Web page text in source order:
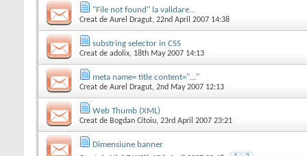
"File not found" la validare...
Creat de Aurel Dragut, 22nd April 2007 14:38
substring selector in CSS
Creat de adolix, 18th May 2007 14:13
meta name= title content="..."
Creat de Aurel Dragut, 2nd May 2007 12:13
Web Thumb (XML)
Creat de Bogdan Citoiu, 23rd April 2007 23:21
Dimensiune banner